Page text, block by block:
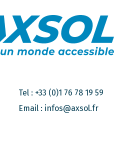
Tel : +33 (0)1 76 78 19 59
Email : infos@axsol.fr